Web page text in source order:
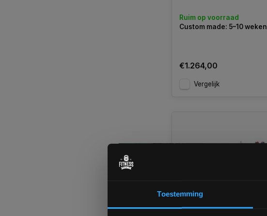
Toestemming
Ruim op voorraad
Custom made: 5–10 weken
€1.264,00
Vergelijk